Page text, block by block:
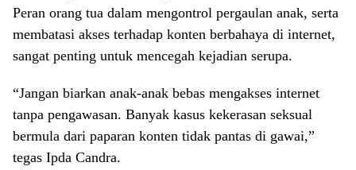
Peran orang tua dalam mengontrol pergaulan anak, serta
membatasi akses terhadap konten berbahaya di internet,
sangat penting untuk mencegah kejadian serupa.
“Jangan biarkan anak-anak bebas mengakses internet
tanpa pengawasan. Banyak kasus kekerasan seksual
bermula dari paparan konten tidak pantas di gawai,”
tegas Ipda Candra.